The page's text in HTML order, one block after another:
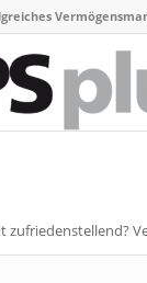
zufriedenstellend?